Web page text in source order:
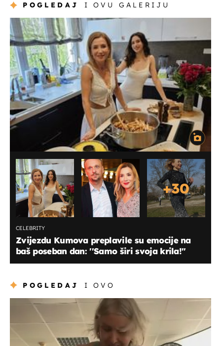
POGLEDAJ I OVU GALERIJU
+30
CELEBRITY
Zvijezdu Kumova preplavile su emocije na
baš poseban dan: ''Samo širi svoja krila!''
POGLEDAJ I OVO